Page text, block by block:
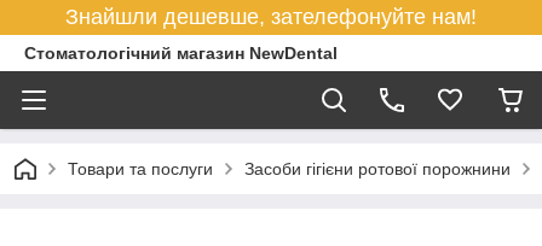
Знайшли дешевше, зателефонуйте нам!
Стоматологічний магазин NewDental
Товари та послуги Засоби гігієни ротової порожнини